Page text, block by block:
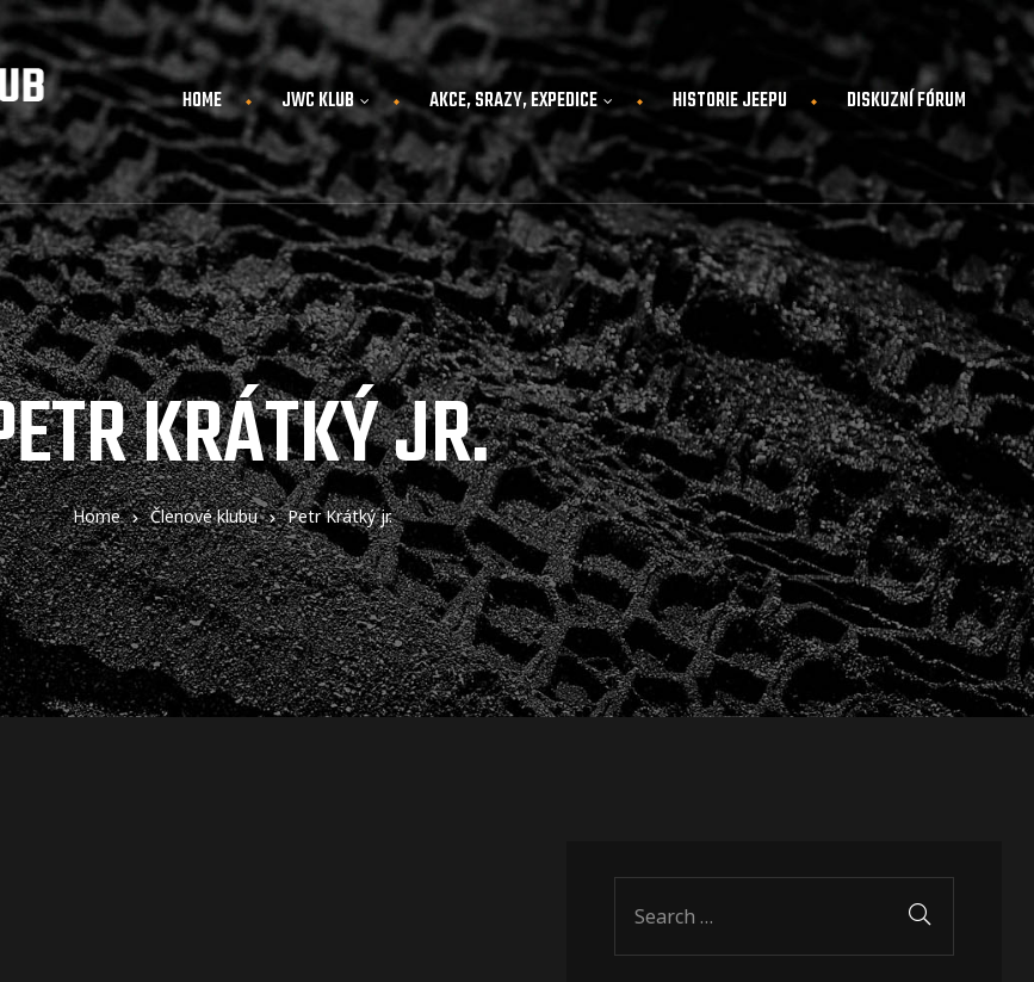
HOME JWC KLUB AKCE, SRAZY, EXPEDICE HISTORIE JEEPU DISKUZNÍ FÓRUM
KRÁTKÝ JR.
Home Členové klubu Petr Krátký jr.